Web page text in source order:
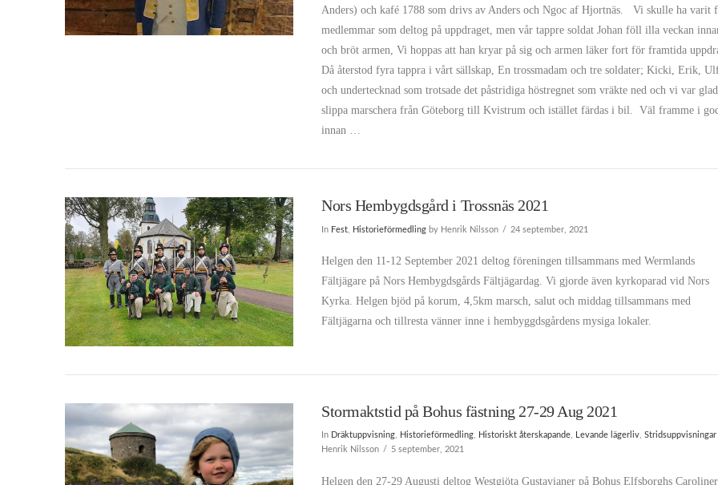
VIEW POST
VIEW POST
Anders) och kafé 1788 som drivs av Anders och Ngoc af Hjortnäs. Vi skulle ha varit
medlemmar som deltog på uppdraget, men vår tappre soldat Johan föll illa veckan
och bröt armen, Vi hoppas att han kryar på sig och armen läker fort för framtida
Då återstod fyra tappra i vårt sällskap, En trossmadam och tre soldater; Kicki, Erik,
och undertecknad som trotsade det påstridiga höstregnet som vräkte ned och vi var
slippa marschera från Göteborg till Kvistrum och istället färdas i bil. Väl framme i
innan …
Nors Hembygdsgård i Trossnäs 2021
In Fest Historieförmedling by Henrik Nilsson 24 september, 2021
Helgen den 11-12 September 2021 deltog föreningen tillsammans med Wermlands
Fältjägare på Nors Hembygdsgårds Fältjägardag. Vi gjorde även kyrkoparad vid Nors
Kyrka. Helgen bjöd på korum, 4,5km marsch, salut och middag tillsammans med
Fältjägarna och tillresta vänner inne i hembyggdsgårdens mysiga lokaler.
Stormaktstid på Bohus fästning 27-29 Aug 2021
In Dräktuppvisning, Historieförmedling, Historiskt återskapande, Levande lägerliv,Stridsuppvisningar
Henrik Nilsson
5 september, 2021
Helgen den 27-29 Augusti deltog Westgiöta Gustavianer på Bohus Elfsborghs